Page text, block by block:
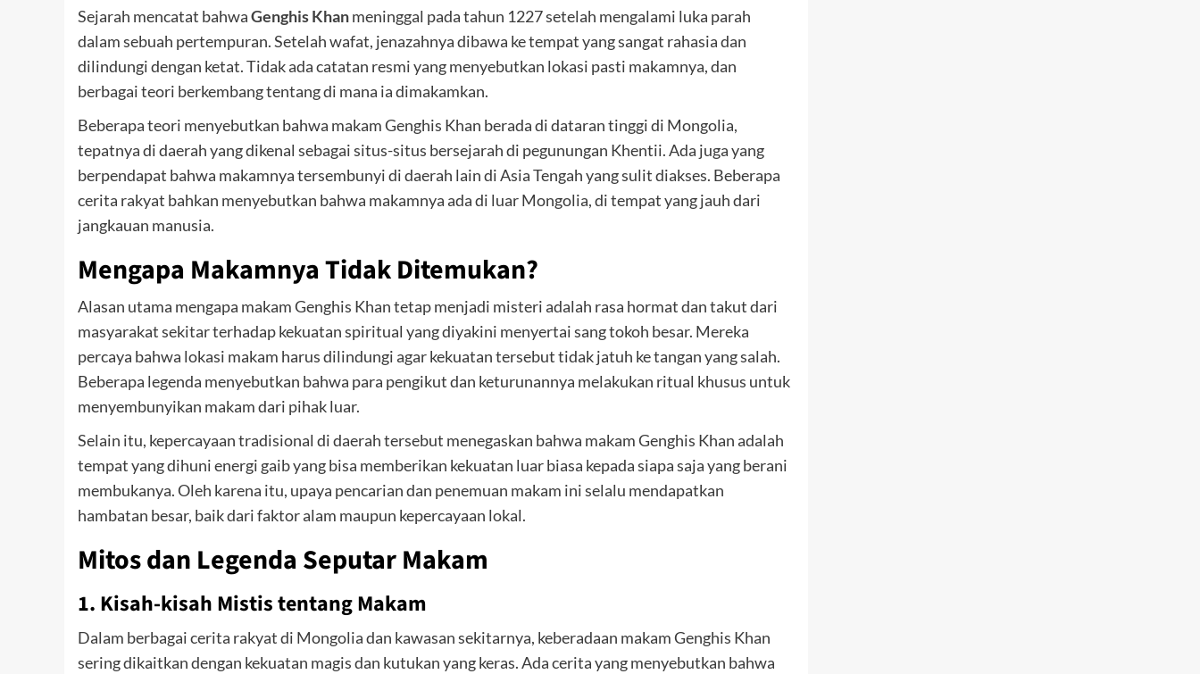
Sejarah mencatat bahwaGenghis Khanmeninggal pada tahun 1227 setelah mengalami luka parah
dalam sebuah pertempuran. Setelah wafat, jenazahnya dibawa ke tempat yang sangat rahasia dan
dilindungi dengan ketat. Tidak ada catatan resmi yang menyebutkan lokasi pasti makamnya, dan
berbagai teori berkembang tentang di mana ia dimakamkan.
Beberapa teori menyebutkan bahwa makam Genghis Khan berada di dataran tinggi di Mongolia,
tepatnya di daerah yang dikenal sebagai situs-situs bersejarah di pegunungan Khentii. Ada juga yang
berpendapat bahwa makamnya tersembunyi di daerah lain di Asia Tengah yang sulit diakses. Beberapa
cerita rakyat bahkan menyebutkan bahwa makamnya ada di luar Mongolia, di tempat yang jauh dari
jangkauan manusia.
Mengapa Makamnya Tidak Ditemukan?
Alasan utama mengapa makam Genghis Khan tetap menjadi misteri adalah rasa hormat dan takut dari
masyarakat sekitar terhadap kekuatan spiritual yang diyakini menyertai sang tokoh besar. Mereka
percaya bahwa lokasi makam harus dilindungi agar kekuatan tersebut tidak jatuh ke tangan yang salah.
Beberapa legenda menyebutkan bahwa para pengikut dan keturunannya melakukan ritual khusus untuk
menyembunyikan makam dari pihak luar.
Selain itu, kepercayaan tradisional di daerah tersebut menegaskan bahwa makam Genghis Khan adalah
tempat yang dihuni energi gaib yang bisa memberikan kekuatan luar biasa kepada siapa saja yang berani
membukanya. Oleh karena itu, upaya pencarian dan penemuan makam ini selalu mendapatkan
hambatan besar, baik dari faktor alam maupun kepercayaan lokal.
Mitos dan Legenda Seputar Makam
1. Kisah-kisah Mistis tentang Makam
Dalam berbagai cerita rakyat di Mongolia dan kawasan sekitarnya, keberadaan makam Genghis Khan
sering dikaitkan dengan kekuatan magis dan kutukan yang keras. Ada cerita yang menyebutkan bahwa